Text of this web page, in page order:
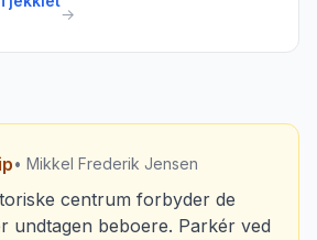
→
• Mikkel Frederik Jensen
centrum forbyder de
undtagen beboere. Parkér ved